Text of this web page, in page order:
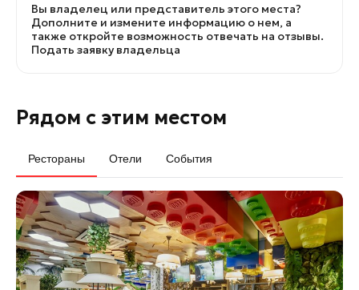
Вы владелец или представитель этого места?
Дополните и измените информацию о нем, а
также откройте возможность отвечать на отзывы.
Подать заявку владельца
Рядом с этим местом
Рестораны Отели События